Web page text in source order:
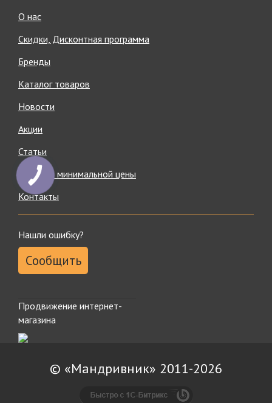
О нас
Скидки, Дисконтная программа
Бренды
Каталог товаров
Новости
Акции
Статьи
Гарантия минимальной цены
Контакты
Нашли ошибку?
Сообщить
Продвижение интернет-
магазина
© «Мандривник» 2011-2026